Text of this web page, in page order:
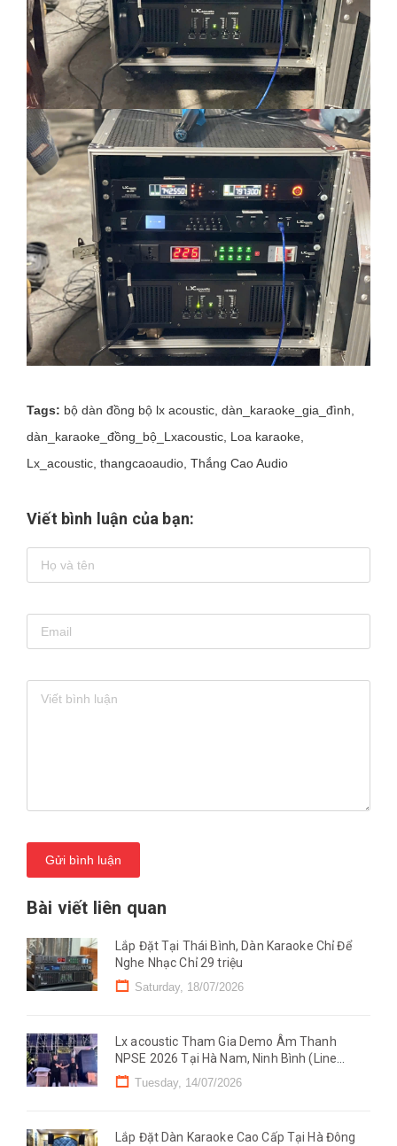
Tags: bộ dàn đồng bộ lx acoustic dàn_karaoke_gia_đình
dàn_karaoke_đồng_bộ_Lxacoustic Loa karaoke
Lx_acoustic thangcaoaudio Thắng Cao Audio
Viết bình luận của bạn:
Gửi bình luận
Bài viết liên quan
Lắp Đặt Tại Thái Bình, Dàn Karaoke Chỉ Để
Nghe Nhạc Chỉ 29 triệu
Saturday, 18/07/2026
Lx acoustic Tham Gia Demo Âm Thanh
NPSE 2026 Tại Hà Nam, Ninh Bình (Line
Mono)
Tuesday, 14/07/2026
Lắp Đặt Dàn Karaoke Cao Cấp Tại Hà Đông